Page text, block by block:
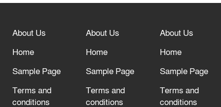
“অসহযোগ” আন্দোলনের হুমকি
দরজা খোলা রেখেছেন
About Us
Home
Sample Page
Terms and
conditions
About Us
Home
Sample Page
Terms and
conditions
About Us
Home
Sample Page
Terms and
conditions